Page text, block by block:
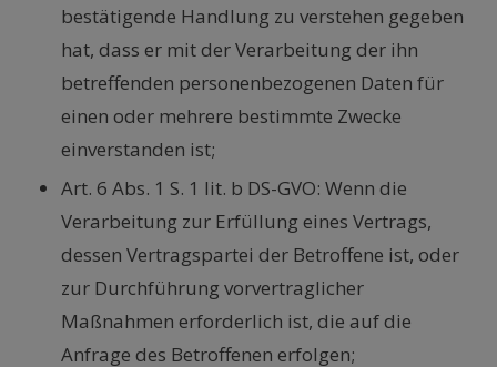
bestätigende Handlung zu verstehen gegeben
hat, dass er mit der Verarbeitung der ihn
betreffenden personenbezogenen Daten für
einen oder mehrere bestimmte Zwecke
einverstanden ist;
Art. 6 Abs. 1 S. 1 lit. b DS-GVO: Wenn die
Verarbeitung zur Erfüllung eines Vertrags,
dessen Vertragspartei der Betroffene ist, oder
zur Durchführung vorvertraglicher
Maßnahmen erforderlich ist, die auf die
Anfrage des Betroffenen erfolgen;